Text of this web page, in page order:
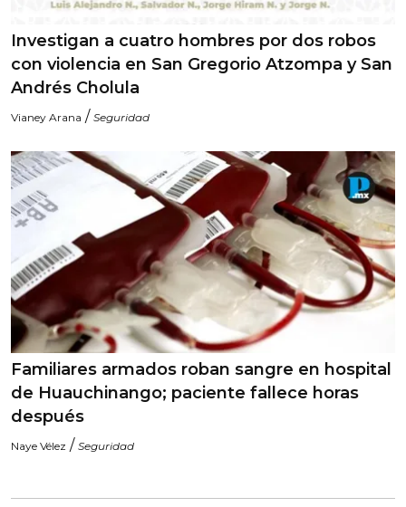
Investigan a cuatro hombres por dos robos
con violencia en San Gregorio Atzompa y San
Andrés Cholula
Vianey Arana / Seguridad
Familiares armados roban sangre en hospital
de Huauchinango; paciente fallece horas
después
Naye Vélez / Seguridad